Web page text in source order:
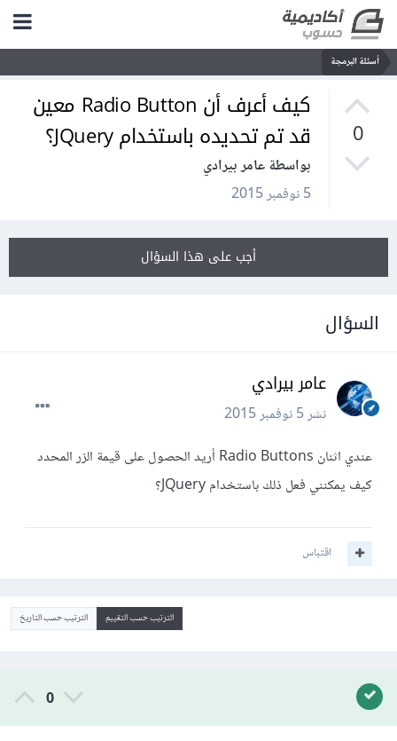
أسئلة البرمجة
0
كيف أعرف أن Radio Button معين
قد تم تحديده باستخدام JQuery؟
بواسطة عامر بيرادي
5 نوفمبر 2015
أجب على هذا السؤال
السؤال
عامر بيرادي
نشر5 نوفمبر 2015
عندي اثنان Radio Buttons أريد الحصول على قيمة الزر المحدد
كيف يمكنني فعل ذلك باستخدام JQuery؟
اقتباس
الترتيب حسب التقييم الترتيب حسب التاريخ
0